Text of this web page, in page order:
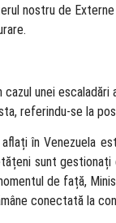
nostru de
unei
referindu-se la
aflați în Venezuela
sunt
de față,
conectată la